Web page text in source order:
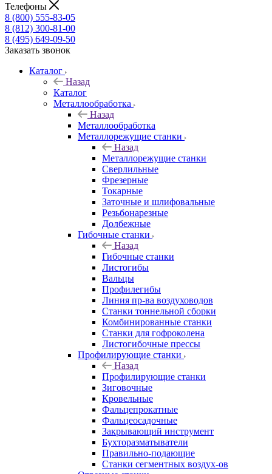
Телефоны
8 (800) 555-83-05
8 (812) 300-81-00
8 (495) 649-09-50
Заказать звонок
Каталог
Назад
Каталог
Металлообработка
Назад
Металлообработка
Металлорежущие станки
Назад
Металлорежущие станки
Сверлильные
Фрезерные
Токарные
Заточные и шлифовальные
Резьбонарезные
Долбежные
Гибочные станки
Назад
Гибочные станки
Листогибы
Вальцы
Профилегибы
Линия пр-ва воздуховодов
Станки тоннельной сборки
Комбинированные станки
Станки для гофроколена
Листогибочные прессы
Профилирующие станки
Назад
Профилирующие станки
Зиговочные
Кровельные
Фальцепрокатные
Фальцеосадочные
Закрывающий инструмент
Бухторазматыватели
Правильно-подающие
Станки сегментных воздух-ов